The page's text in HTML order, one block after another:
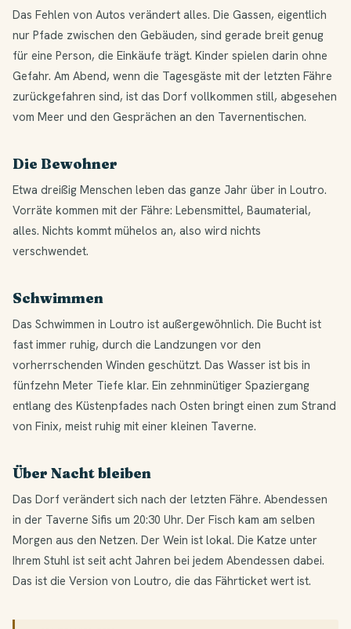
Das Fehlen von Autos verändert alles. Die Gassen, eigentlich
nur Pfade zwischen den Gebäuden, sind gerade breit genug
für eine Person, die Einkäufe trägt. Kinder spielen darin ohne
Gefahr. Am Abend, wenn die Tagesgäste mit der letzten Fähre
zurückgefahren sind, ist das Dorf vollkommen still, abgesehen
vom Meer und den Gesprächen an den Tavernentischen.
Die Bewohner
Etwa dreißig Menschen leben das ganze Jahr über in Loutro.
Vorräte kommen mit der Fähre: Lebensmittel, Baumaterial,
alles. Nichts kommt mühelos an, also wird nichts
verschwendet.
Schwimmen
Das Schwimmen in Loutro ist außergewöhnlich. Die Bucht ist
fast immer ruhig, durch die Landzungen vor den
vorherrschenden Winden geschützt. Das Wasser ist bis in
fünfzehn Meter Tiefe klar. Ein zehnminütiger Spaziergang
entlang des Küstenpfades nach Osten bringt einen zum Strand
von Finix, meist ruhig mit einer kleinen Taverne.
Über Nacht bleiben
Das Dorf verändert sich nach der letzten Fähre. Abendessen
in der Taverne Sifis um 20:30 Uhr. Der Fisch kam am selben
Morgen aus den Netzen. Der Wein ist lokal. Die Katze unter
Ihrem Stuhl ist seit acht Jahren bei jedem Abendessen dabei.
Das ist die Version von Loutro, die das Fährticket wert ist.